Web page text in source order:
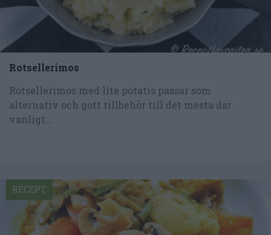
Rotsellerimos
Rotsellerimos med lite potatis passar som
alternativ och gott tillbehör till det mesta där
vanligt...
RECEPT